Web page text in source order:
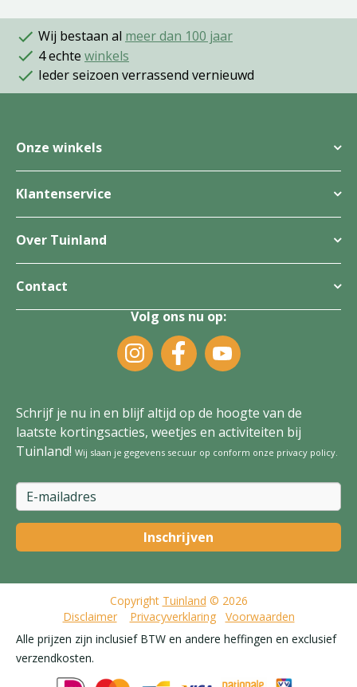
Wij bestaan al meer dan 100 jaar
4 echte winkels
Ieder seizoen verrassend vernieuwd
Onze winkels
Klantenservice
Over Tuinland
Contact
Volg ons nu op:
Schrijf je nu in en blijf altijd op de hoogte van de
laatste kortingsacties, weetjes en activiteiten bij
Tuinland! Wij slaan je gegevens secuur op conform onze privacy policy
Copyright Tuinland © 2026
Disclaimer
Privacyverklaring
Voorwaarden
Alle prijzen zijn inclusief BTW en andere heffingen en exclusief
verzendkosten.